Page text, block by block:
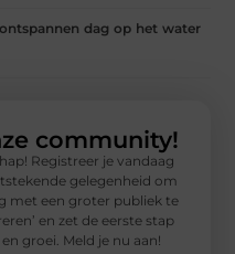
dag op het water
community!
Registreer je vandaag
gelegenheid om
met een groter publiek te
en zet de eerste stap
groei. Meld je nu aan!